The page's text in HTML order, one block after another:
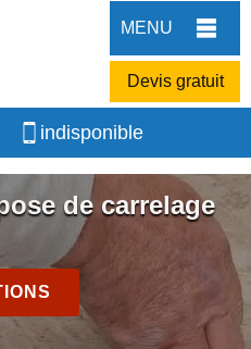
MENU
Devis gratuit
indisponible
de carrelage